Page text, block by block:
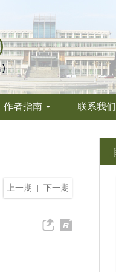
作者指南 联系我们
上一期 下一期